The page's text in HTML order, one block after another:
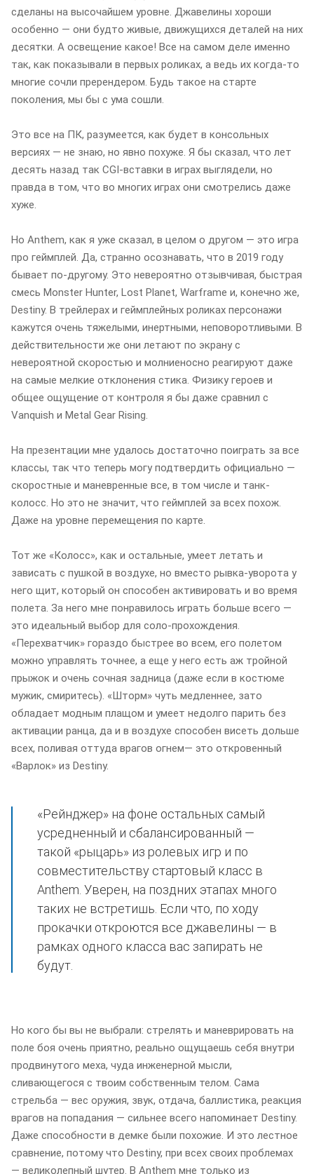
сделаны на высочайшем уровне. Джавелины хороши
особенно — они будто живые, движущихся деталей на них
десятки. А освещение какое! Все на самом деле именно
так, как показывали в первых роликах, а ведь их когда-то
многие сочли пререндером. Будь такое на старте
поколения, мы бы с ума сошли.
Это все на ПК, разумеется, как будет в консольных
версиях — не знаю, но явно похуже. Я бы сказал, что лет
десять назад так CGI-вставки в играх выглядели, но
правда в том, что во многих играх они смотрелись даже
хуже.
Но Anthem, как я уже сказал, в целом о другом — это игра
про геймплей. Да, странно осознавать, что в 2019 году
бывает по-другому. Это невероятно отзывчивая, быстрая
смесь Monster Hunter, Lost Planet, Warframe и, конечно же,
Destiny. В трейлерах и геймплейных роликах персонажи
кажутся очень тяжелыми, инертными, неповоротливыми. В
действительности же они летают по экрану с
невероятной скоростью и молниеносно реагируют даже
на самые мелкие отклонения стика. Физику героев и
общее ощущение от контроля я бы даже сравнил с
Vanquish и Metal Gear Rising.
На презентации мне удалось достаточно поиграть за все
классы, так что теперь могу подтвердить официально —
скоростные и маневренные все, в том числе и танк-
колосс. Но это не значит, что геймплей за всех похож.
Даже на уровне перемещения по карте.
Тот же «Колосс», как и остальные, умеет летать и
зависать с пушкой в воздухе, но вместо рывка-уворота у
него щит, который он способен активировать и во время
полета. За него мне понравилось играть больше всего —
это идеальный выбор для соло-прохождения.
«Перехватчик» гораздо быстрее во всем, его полетом
можно управлять точнее, а еще у него есть аж тройной
прыжок и очень сочная задница (даже если в костюме
мужик, смиритесь). «Шторм» чуть медленнее, зато
обладает модным плащом и умеет недолго парить без
активации ранца, да и в воздухе способен висеть дольше
всех, поливая оттуда врагов огнем— это откровенный
«Варлок» из Destiny.
«Рейнджер» на фоне остальных самый
усредненный и сбалансированный —
такой «рыцарь» из ролевых игр и по
совместительству стартовый класс в
Anthem. Уверен, на поздних этапах много
таких не встретишь. Если что, по ходу
прокачки откроются все джавелины — в
рамках одного класса вас запирать не
будут.
Но кого бы вы не выбрали: стрелять и маневрировать на
поле боя очень приятно, реально ощущаешь себя внутри
продвинутого меха, чуда инженерной мысли,
сливающегося с твоим собственным телом. Сама
стрельба — вес оружия, звук, отдача, баллистика, реакция
врагов на попадания — сильнее всего напоминает Destiny.
Даже способности в демке были похожие. И это лестное
сравнение, потому что Destiny, при всех своих проблемах
— великолепный шутер. В Anthem мне только из